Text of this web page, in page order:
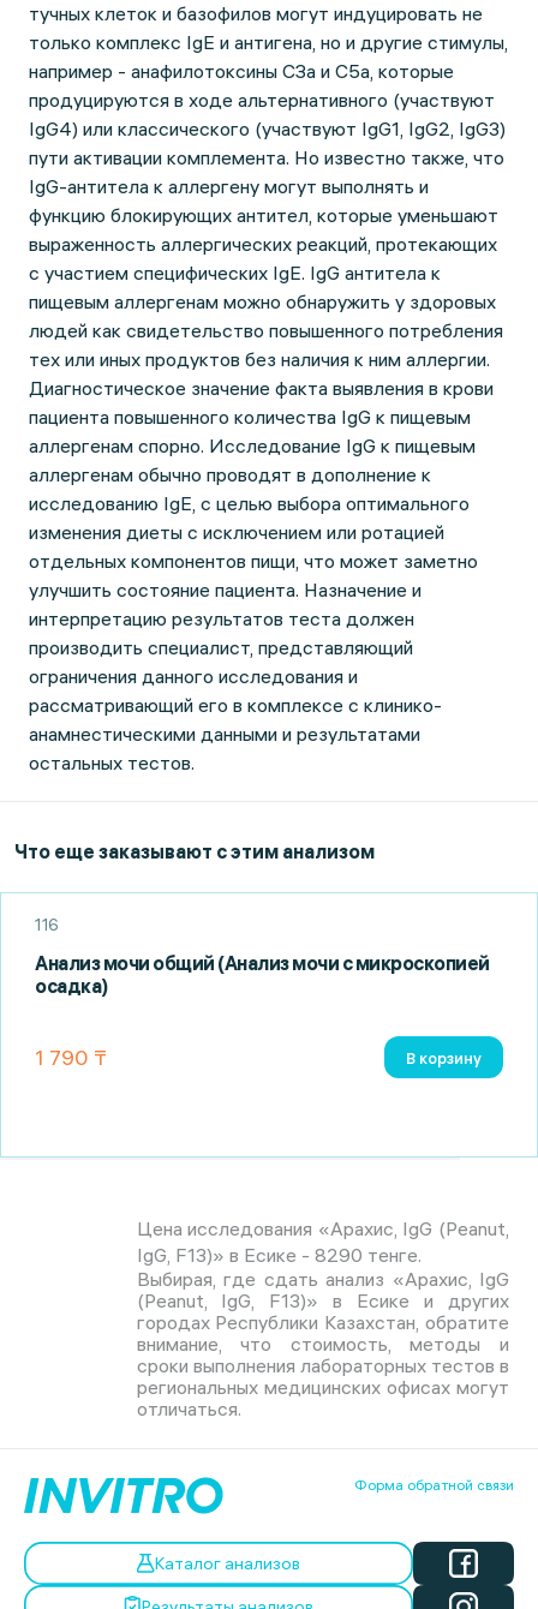
тучных клеток и базофилов могут индуцировать не
только комплекс IgE и антигена, но и другие стимулы,
например - анафилотоксины СЗа и С5а, которые
продуцируются в ходе альтернативного (участвуют
IgG4) или классического (участвуют IgG1, IgG2, IgG3)
пути активации комплемента. Но известно также, что
IgG-антитела к аллергену могут выполнять и
функцию блокирующих антител, которые уменьшают
выраженность аллергических реакций, протекающих
с участием специфических IgE. IgG антитела к
пищевым аллергенам можно обнаружить у здоровых
людей как свидетельство повышенного потребления
тех или иных продуктов без наличия к ним аллергии.
Диагностическое значение факта выявления в крови
пациента повышенного количества IgG к пищевым
аллергенам спорно. Исследование IgG к пищевым
аллергенам обычно проводят в дополнение к
исследованию IgE, с целью выбора оптимального
изменения диеты с исключением или ротацией
отдельных компонентов пищи, что может заметно
улучшить состояние пациента. Назначение и
интерпретацию результатов теста должен
производить специалист, представляющий
ограничения данного исследования и
рассматривающий его в комплексе с клинико-
анамнестическими данными и результатами
остальных тестов.
Что еще заказывают с этим анализом
116
Анализ мочи общий (Анализ мочи с микроскопией
осадка)
1 790 ₸ В корзину
Цена исследования «Арахис, IgG (Peanut,
IgG, F13)» в Есике - 8290 тенге.
Выбирая, где сдать анализ «Арахис, IgG
(Peanut, IgG, F13)» в Есике и других
городах Республики Казахстан, обратите
внимание, что стоимость, методы и
сроки выполнения лабораторных тестов в
региональных медицинских офисах могут
отличаться.
Форма обратной связи
Каталог анализов